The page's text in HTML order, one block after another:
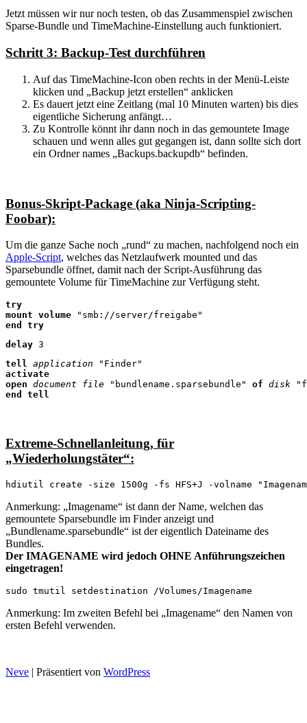
Jetzt müssen wir nur noch testen, ob das Zusammenspiel zwischen
Sparse-Bundle und TimeMachine-Einstellung auch funktioniert.
Schritt 3: Backup-Test durchführen
Auf das TimeMachine-Icon oben rechts in der Menü-Leiste
klicken und „Backup jetzt erstellen“ anklicken
Es dauert jetzt eine Zeitlang (mal 10 Minuten warten) bis dies
eigentliche Sicherung anfängt…
Zu Kontrolle könnt ihr dann noch in das gemountete Image
schauen und wenn alles gut gegangen ist, dann sollte sich dort
ein Ordner names „Backups.backupdb“ befinden.
Bonus-Skript-Package (aka Ninja-Scripting-
Foobar):
Um die ganze Sache noch „rund“ zu machen, nachfolgend noch ein
Apple-Script, welches das Netzlaufwerk mounted und das
Sparsebundle öffnet, damit nach der Script-Ausführung das
gemountete Volume für TimeMachine zur Verfügung steht.
mount volume
end
try
delay 3
tell application
open document file "bundlename.sparsebundle" of disk
end
tell
Extreme-Schnellanleitung, für
„Wiederholungstäter“:
Anmerkung: „Imagename“ ist dann der Name, welchen das
gemountete Sparsebundle im Finder anzeigt und
„Bundlename.sparsebundle“ ist der eigentlich Dateiname des
Bundles.
Der IMAGENAME wird jedoch OHNE Anführungszeichen
eingetragen!
Anmerkung: Im zweiten Befehl bei „Imagename“ den Namen von
ersten Befehl verwenden.
Neve | Präsentiert von WordPress